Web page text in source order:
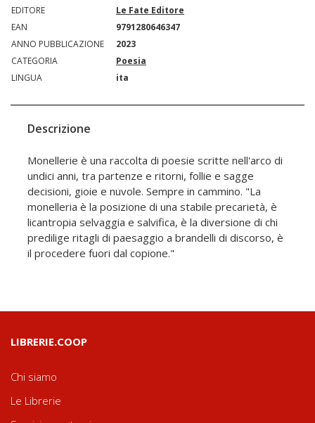
EDITORE
Le Fate Editore
EAN
9791280646347
ANNO PUBBLICAZIONE
2023
CATEGORIA
Poesia
LINGUA
ita
Descrizione
Monellerie è una raccolta di poesie scritte nell'arco di
undici anni, tra partenze e ritorni, follie e sagge
decisioni, gioie e nuvole. Sempre in cammino. "La
monelleria è la posizione di una stabile precarietà, è
licantropia selvaggia e salvifica, è la diversione di chi
predilige ritagli di paesaggio a brandelli di discorso, è
il procedere fuori dal copione."
LIBRERIE.COOP
Chi siamo
Le Librerie